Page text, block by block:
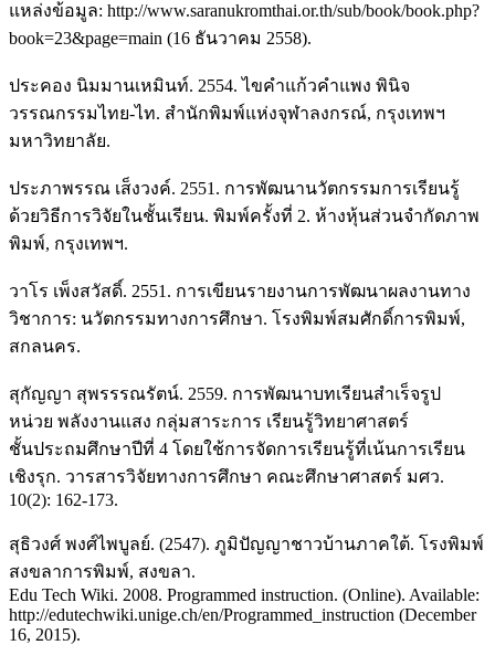
แหล่งข้อมูล: http://www.saranukromthai.or.th/sub/book/book.php?
book=23&page=main (16 ธันวาคม 2558).
ประคอง นิมมานเหมินท์. 2554. ไขคำแก้วคำแพง พินิจ
วรรณกรรมไทย-ไท. สำนักพิมพ์แห่งจุฬาลงกรณ์, กรุงเทพฯ
มหาวิทยาลัย.
ประภาพรรณ เส็งวงค์. 2551. การพัฒนานวัตกรรมการเรียนรู้
ด้วยวิธีการวิจัยในชั้นเรียน. พิมพ์ครั้งที่ 2. ห้างหุ้นส่วนจำกัดภาพ
พิมพ์, กรุงเทพฯ.
วาโร เพ็งสวัสดิ์. 2551. การเขียนรายงานการพัฒนาผลงานทาง
วิชาการ: นวัตกรรมทางการศึกษา. โรงพิมพ์สมศักดิ์การพิมพ์,
สกลนคร.
สุกัญญา สุพรรรณรัตน์. 2559. การพัฒนาบทเรียนสำเร็จรูป
หน่วย พลังงานแสง กลุ่มสาระการ เรียนรู้วิทยาศาสตร์
ชั้นประถมศึกษาปีที่ 4 โดยใช้การจัดการเรียนรู้ที่เน้นการเรียน
เชิงรุก. วารสารวิจัยทางการศึกษา คณะศึกษาศาสตร์ มศว.
10(2): 162-173.
สุธิวงศ์ พงศ์ไพบูลย์. (2547). ภูมิปัญญาชาวบ้านภาคใต้. โรงพิมพ์
สงขลาการพิมพ์, สงขลา.
Edu Tech Wiki. 2008. Programmed instruction. (Online). Available:
http://edutechwiki.unige.ch/en/Programmed_instruction (December
16, 2015).